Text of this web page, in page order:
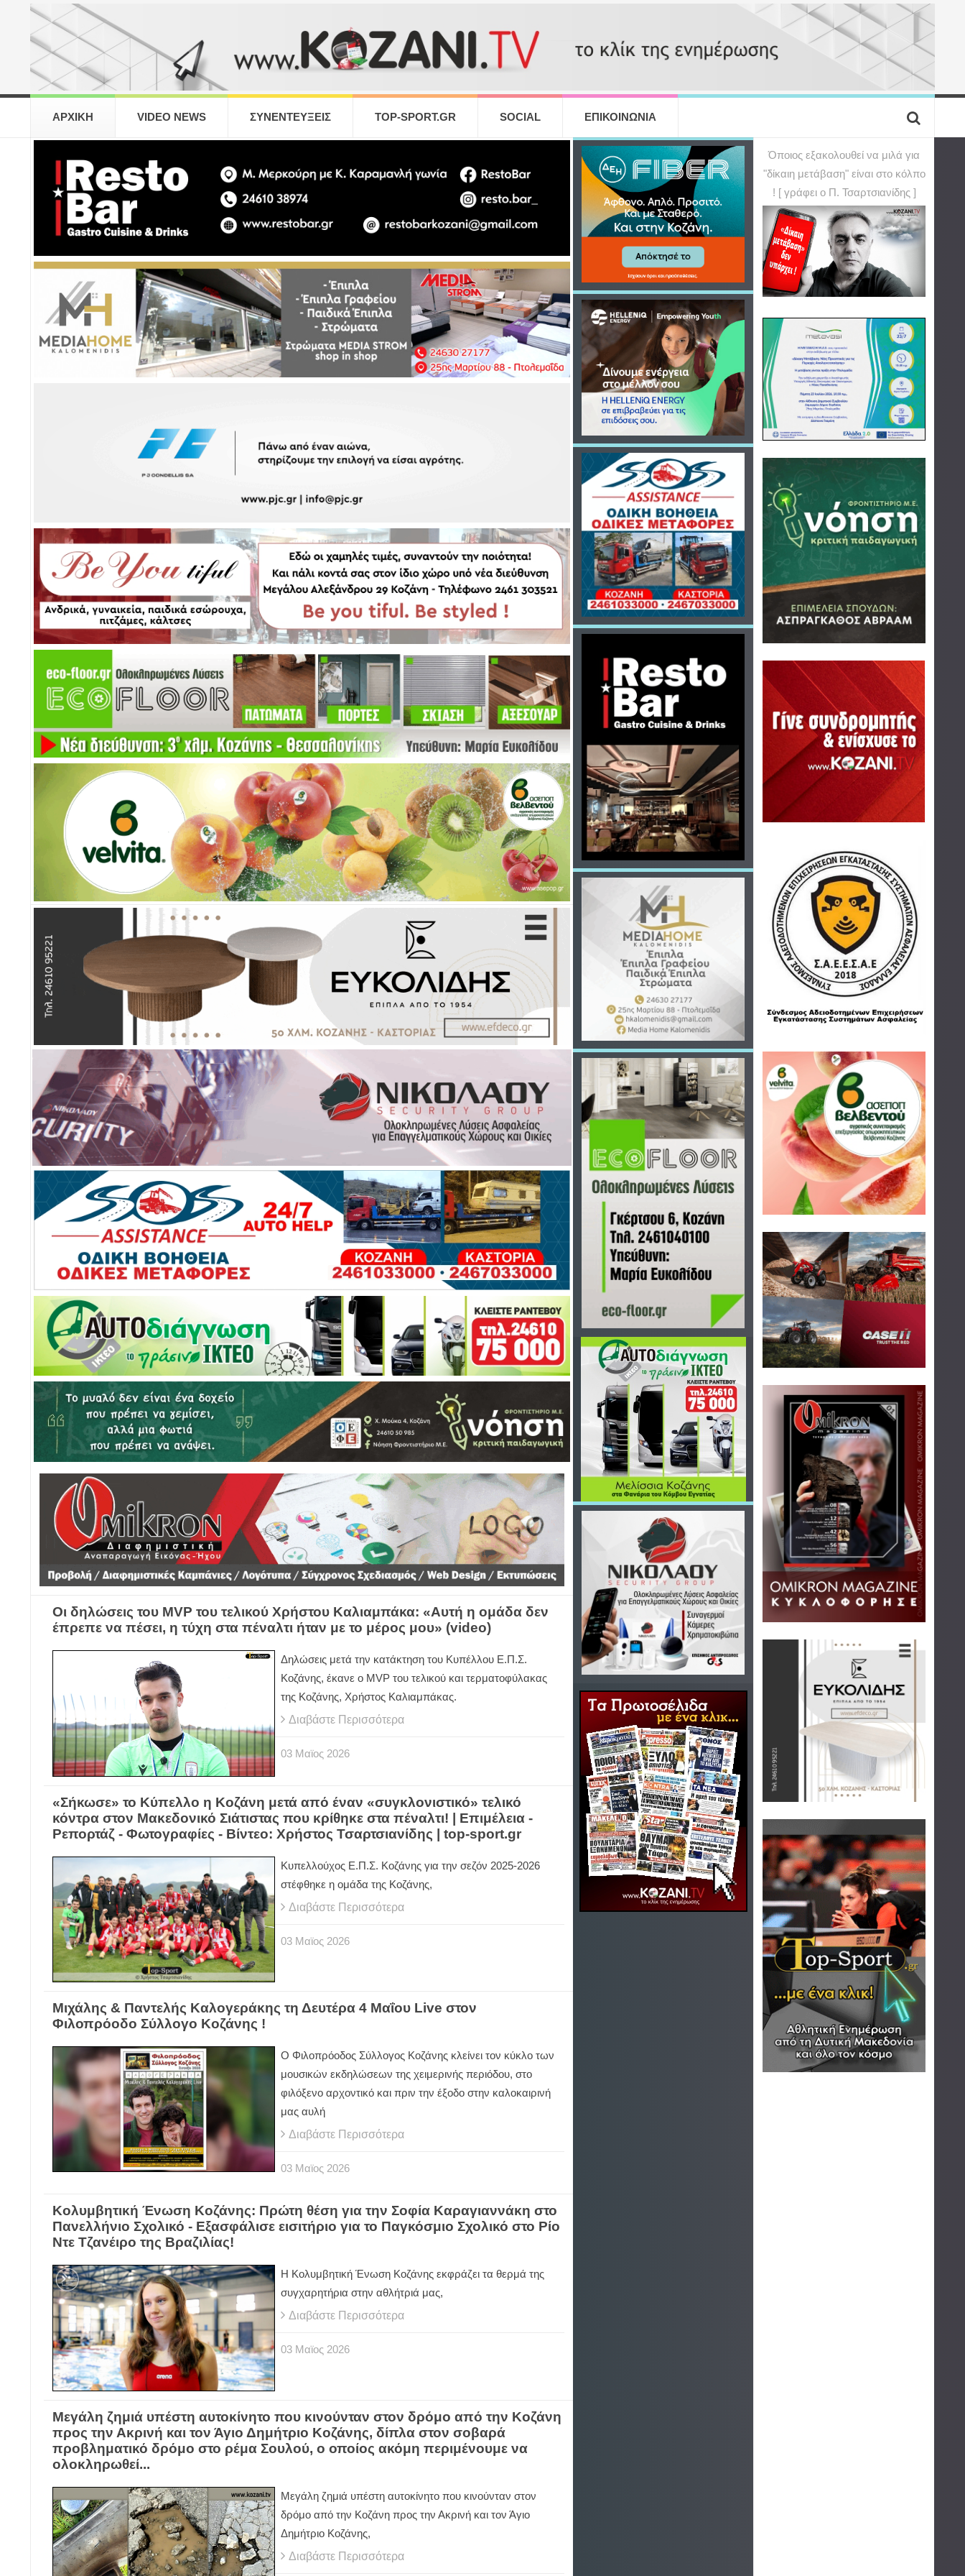
ΑΡΧΙΚΗ VIDEO NEWS ΣΥΝΕΝΤΕΥΞΕΙΣ TOP-SPORT.GR SOCIAL ΕΠΙΚΟΙΝΩΝΙΑ
Οι δηλώσεις του MVP του τελικού Χρήστου Καλιαμπάκα: «Αυτή η ομάδα δεν
έπρεπε να πέσει, η τύχη στα πέναλτι ήταν με το μέρος μου» (video)
Δηλώσεις μετά την κατάκτηση του Κυπέλλου Ε.Π.Σ.
Κοζάνης, έκανε ο MVP του τελικού και τερματοφύλακας
της Κοζάνης, Χρήστος Καλιαμπάκας.
Διαβάστε Περισσότερα
03 Μαϊος 2026
«Σήκωσε» το Κύπελλο η Κοζάνη μετά από έναν «συγκλονιστικό» τελικό
κόντρα στον Μακεδονικό Σιάτιστας που κρίθηκε στα πέναλτι! | Επιμέλεια -
Ρεπορτάζ - Φωτογραφίες - Βίντεο: Χρήστος Τσαρτσιανίδης | top-sport.gr
Κυπελλούχος Ε.Π.Σ. Κοζάνης για την σεζόν 2025-2026
στέφθηκε η ομάδα της Κοζάνης,
Διαβάστε Περισσότερα
03 Μαϊος 2026
Μιχάλης & Παντελής Καλογεράκης τη Δευτέρα 4 Μαΐου Live στον
Φιλοπρόοδο Σύλλογο Κοζάνης !
Ο Φιλοπρόοδος Σύλλογος Κοζάνης κλείνει τον κύκλο των
μουσικών εκδηλώσεων της χειμερινής περιόδου, στο
φιλόξενο αρχοντικό και πριν την έξοδο στην καλοκαιρινή
μας αυλή
Διαβάστε Περισσότερα
03 Μαϊος 2026
Κολυμβητική Ένωση Κοζάνης: Πρώτη θέση για την Σοφία Καραγιαννάκη στο
Πανελλήνιο Σχολικό - Εξασφάλισε εισιτήριο για το Παγκόσμιο Σχολικό στο Ρίο
Ντε Τζανέιρο της Βραζιλίας!
Η Κολυμβητική Ένωση Κοζάνης εκφράζει τα θερμά της
συγχαρητήρια στην αθλήτριά μας,
Διαβάστε Περισσότερα
03 Μαϊος 2026
Μεγάλη ζημιά υπέστη αυτοκίνητο που κινούνταν στον δρόμο από την Κοζάνη
προς την Ακρινή και τον Άγιο Δημήτριο Κοζάνης, δίπλα στον σοβαρά
προβληματικό δρόμο στο ρέμα Σουλού, ο οποίος ακόμη περιμένουμε να
ολοκληρωθεί...
Μεγάλη ζημιά υπέστη αυτοκίνητο που κινούνταν στον
δρόμο από την Κοζάνη προς την Ακρινή και τον Άγιο
Δημήτριο Κοζάνης,
Διαβάστε Περισσότερα
Όποιος εξακολουθεί να μιλά για
"δίκαιη μετάβαση" είναι στο κόλπο
! [ γράφει ο Π. Τσαρτσιανίδης ]